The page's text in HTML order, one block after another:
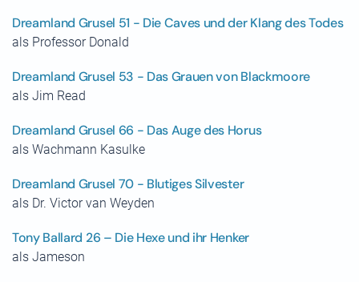
Dreamland Grusel 51 - Die Caves und der Klang des Todes
als Professor Donald
Dreamland Grusel 53 - Das Grauen von Blackmoore
als Jim Read
Dreamland Grusel 66 - Das Auge des Horus
als Wachmann Kasulke
Dreamland Grusel 70 - Blutiges Silvester
als Dr. Victor van Weyden
Tony Ballard 26 – Die Hexe und ihr Henker
als Jameson